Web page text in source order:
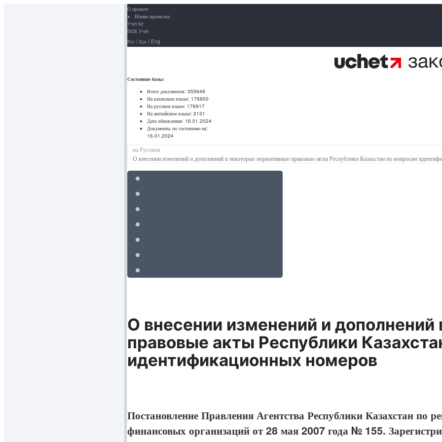
О проекте
Наши проекты:
Учёт.kz
ПОБ.Учёт
Рус | Қаз | Eng
Состояние базы:
Всего документов: 355649
На казахском языке: 176600
На русском языке: 176917
На английском языке: 2131
Дата обновления: 16.01.2024
Документы по состоянию на:
16.01.2024
на Русском
О внесении изменений и дополнений в некоторые нормативные правовые акты Республики Казахстан по вопросам
О внесении изменений и
правовые акты Республики
идентификационных номеров
Постановление Правления Агентства Республики Казахстан по
финансовых организаций от 28 мая 2007 года № 155.